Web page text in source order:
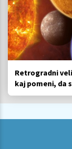
Retrogradni
kaj pomeni, da
retrogradni?